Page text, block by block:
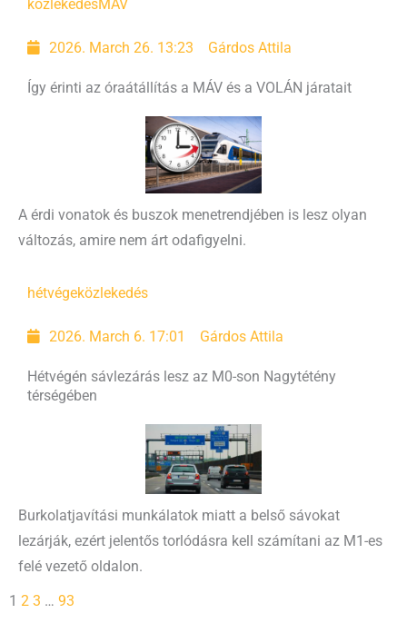
közlekedésMÁV
2026. March 26. 13:23 Gárdos Attila
Így érinti az óraátállítás a MÁV és a VOLÁN járatait
A érdi vonatok és buszok menetrendjében is lesz olyan
változás, amire nem árt odafigyelni.
hétvégeközlekedés
2026. March 6. 17:01 Gárdos Attila
Hétvégén sávlezárás lesz az M0-son Nagytétény
térségében
Burkolatjavítási munkálatok miatt a belső sávokat
lezárják, ezért jelentős torlódásra kell számítani az M1-es
felé vezető oldalon.
1 2 3 … 93